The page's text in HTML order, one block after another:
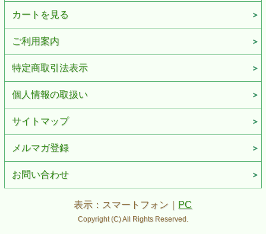
カートを見る
ご利用案内
特定商取引法表示
個人情報の取扱い
サイトマップ
メルマガ登録
お問い合わせ
表示：スマートフォン｜ PC
Copyright (C) All Rights Reserved.